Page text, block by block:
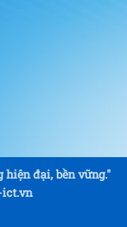
đại, bền vững."
ict.vn